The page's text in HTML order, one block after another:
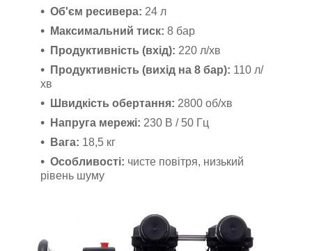
Об'єм ресивера: 24 л
Максимальний тиск: 8 бар
Продуктивність (вхід): 220 л/хв
Продуктивність (вихід на 8 бар): 110 л/
хв
Швидкість обертання: 2800 об/хв
Напруга мережі: 230 В / 50 Гц
Вага: 18,5 кг
Особливості: чисте повітря, низький
рівень шуму